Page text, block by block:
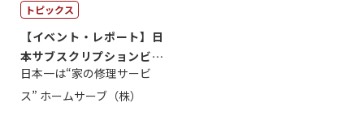
トピックス
【イベント・レポート】日
本サブスクリプションビジ
ネス大賞20...
日本一は“家の修理サービ
ス” ホームサーブ（株）